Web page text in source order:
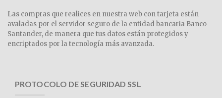
Las compras que realices en nuestra web con tarjeta están
avaladas por el servidor seguro de la entidad bancaria Banco
Santander, de manera que tus datos están protegidos y
encriptados por la tecnología más avanzada.
PROTOCOLO DE SEGURIDAD SSL